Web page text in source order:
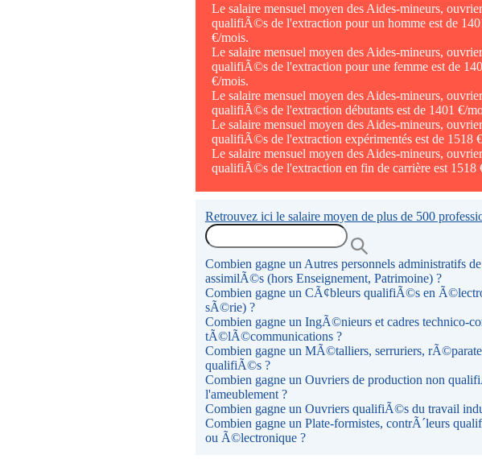
Le salaire mensuel moyen des Aides-mineurs,
qualifiÃ©s de l'extraction pour un homme est de
€/mois.
Le salaire mensuel moyen des Aides-mineurs,
qualifiÃ©s de l'extraction pour une femme est de
€/mois.
Le salaire mensuel moyen des Aides-mineurs,
qualifiÃ©s de l'extraction débutants est de 1401 €/
Le salaire mensuel moyen des Aides-mineurs,
qualifiÃ©s de l'extraction expérimentés est de 1518
Le salaire mensuel moyen des Aides-mineurs,
qualifiÃ©s de l'extraction en fin de carrière est 1518
Retrouvez ici le salaire moyen de plus de 500
Combien gagne un Autres personnels administratifs
assimilÃ©s (hors Enseignement, Patrimoine) ?
Combien gagne un CÃ¢bleurs qualifiÃ©s en
sÃ©rie) ?
Combien gagne un IngÃ©nieurs et cadres technico-
tÃ©lÃ©communications ?
Combien gagne un MÃ©talliers, serruriers,
qualifiÃ©s ?
Combien gagne un Ouvriers de production non
l'ameublement ?
Combien gagne un Ouvriers qualifiÃ©s du travail
Combien gagne un Plate-formistes, contrÃ´leurs
ou Ã©lectronique ?